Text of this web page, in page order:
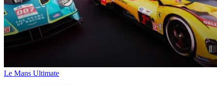
Le Mans Ultimate